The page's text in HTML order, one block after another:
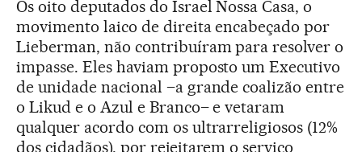
Os oito deputados do Israel Nossa Casa, o
movimento laico de direita encabeçado por
Lieberman, não contribuíram para resolver o
impasse. Eles haviam proposto um Executivo
de unidade nacional –a grande coalizão entre
o Likud e o Azul e Branco– e vetaram
qualquer acordo com os ultrarreligiosos (12%
dos cidadãos), por rejeitarem o serviço